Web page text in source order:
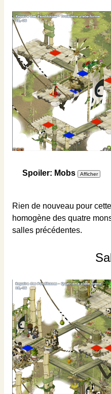
Spoiler: Mobs
Rien de nouveau pour
homogène des quatre
salles précédentes.